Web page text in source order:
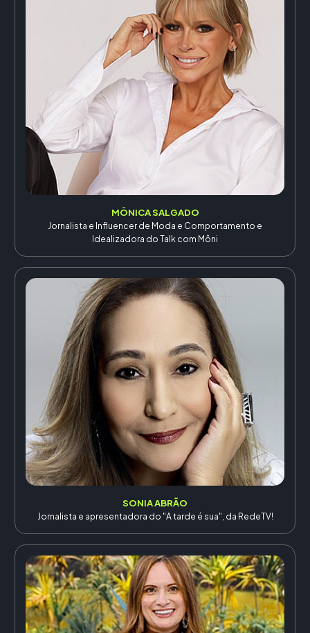
MÔNICA SALGADO
Jornalista e Influencer de Moda e Comportamento e
Idealizadora do Talk com Môni
SONIA ABRÃO
Jornalista e apresentadora do "A tarde é sua", da RedeTV!